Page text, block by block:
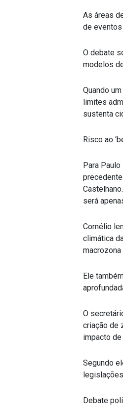
As áreas
de
O debate
modelos
Quando
limites
sustenta
Risco ao
Para
será
Cornélio
climática
Ele
O
criação de
impacto
Segundo
Debate